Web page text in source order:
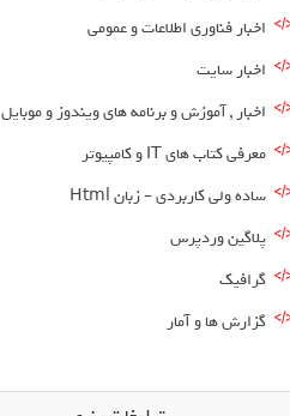
اخبار فناوری اطلاعات و عمومی
اخبار سایت
اخبار , آموزش و برنامه های ویندوز و موبایل
معرفی کتاب های IT و کامپیوتر
ساده ولی کاربردی – زبان Html
پلاگین وردپرس
گرافیک
گزارش ها و آمار